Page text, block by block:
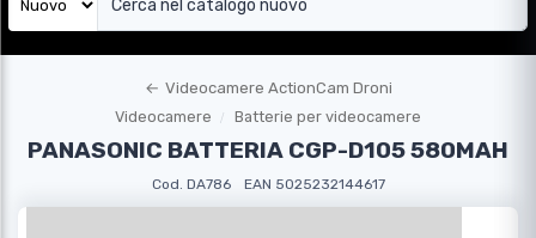
← Videocamere ActionCam Droni
Videocamere
Batterie per videocamere
PANASONIC BATTERIA CGP-D105 580MAH
Cod. DA786 EAN 5025232144617